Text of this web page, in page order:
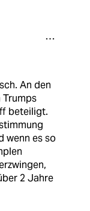
An den
Trumps
beteiligt.
wenn es so
2 Jahre